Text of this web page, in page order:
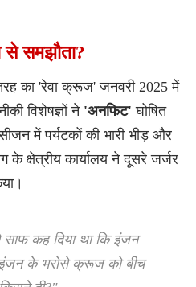
समझौता?
का 'रेवा क्रूज' जनवरी 2025 में
विशेषज्ञों ने 'अनफिट' घोषित
में पर्यटकों की भारी भीड़ और
के क्षेत्रीय कार्यालय ने दूसरे जर्जर
साफ कह दिया था कि इंजन
इंजन के भरोसे क्रूज को बीच